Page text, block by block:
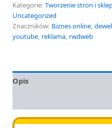
Kategorie: Tworzenie stron i
Uncategorized
Znaczników: Biznes online,
youtube, reklama, rwdweb
Opis